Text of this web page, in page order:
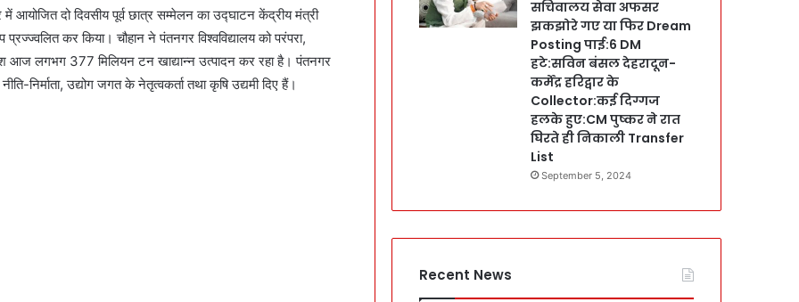
में आयोजित दो दिवसीय पूर्व छात्र सम्मेलन का उद्घाटन केंद्रीय मंत्री
कर किया। चौहान ने पंतनगर विश्वविद्यालय को परंपरा,
लगभग 377 मिलियन टन खाद्यान्न उत्पादन कर रहा है। पंतनगर
निर्माता, उद्योग जगत के नेतृत्वकर्ता तथा कृषि उद्यमी दिए हैं।
सचिवालय सेवा अफसर
झकझोरे गए या फिर Dream
Posting पाई:6 DM
हटे:सविन बंसल देहरादून-
कर्मेंद्र हरिद्वार के
Collector:कई दिग्गज
हलके हुए:CM पुष्कर ने रात
घिरते ही निकाली Transfer
List
September 5, 2024
Recent News